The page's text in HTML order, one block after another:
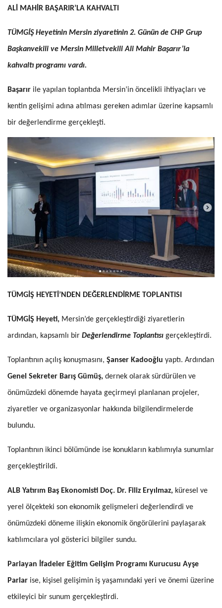
ALİ MAHİR BAŞARIR’LA KAHVALTI
TÜMGİŞ Heyetinin Mersin ziyaretinin 2. Günün de CHP Grup
Başkanvekili ve Mersin Milletvekili Ali Mahir Başarır’la
kahvaltı programı vardı.
Başarır ile yapılan toplantıda Mersin’in öncelikli ihtiyaçları ve
kentin gelişimi adına atılması gereken adımlar üzerine kapsamlı
bir değerlendirme gerçekleşti.
TÜMGİŞ HEYETİ’NDEN DEĞERLENDİRME TOPLANTISI
TÜMGİŞ Heyeti, Mersin’de gerçekleştirdiği ziyaretlerin
ardından, kapsamlı bir Değerlendirme Toplantısı gerçekleştirdi.
Toplantının açılış konuşmasını, Şanser Kadooğlu yaptı. Ardından
Genel Sekreter Barış Gümüş, dernek olarak sürdürülen ve
önümüzdeki dönemde hayata geçirmeyi planlanan projeler,
ziyaretler ve organizasyonlar hakkında bilgilendirmelerde
bulundu.
Toplantının ikinci bölümünde ise konukların katılımıyla sunumlar
gerçekleştirildi.
ALB Yatırım Baş Ekonomisti Doç. Dr. Filiz Eryılmaz, küresel ve
yerel ölçekteki son ekonomik gelişmeleri değerlendirdi ve
önümüzdeki döneme ilişkin ekonomik öngörülerini paylaşarak
katılımcılara yol gösterici bilgiler sundu.
Parlayan İfadeler Eğitim Gelişim Programı Kurucusu Ayşe
Parlar ise, kişisel gelişimin iş yaşamındaki yeri ve önemi üzerine
etkileyici bir sunum gerçekleştirdi.